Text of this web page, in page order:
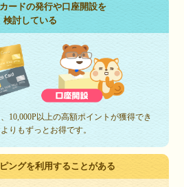
ードの発行や口座開設を
検討している
10,000P以上の高額ポイントが獲得でき
りもずっとお得です。
ングを利用することがある